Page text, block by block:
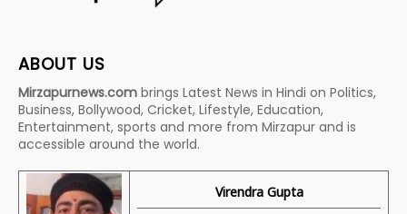
ABOUT US
Mirzapurnews.com brings Latest News in Hindi on Politics,
Business, Bollywood, Cricket, Lifestyle, Education,
Entertainment, sports and more from Mirzapur and is
accessible around the world.
Virendra Gupta